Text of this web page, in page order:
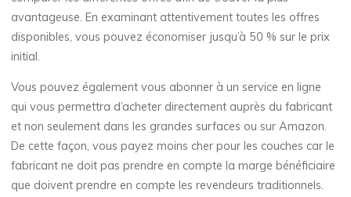
avantageuse. En examinant attentivement toutes les offres
disponibles, vous pouvez économiser jusqu’à 50 % sur le prix
initial.
Vous pouvez également vous abonner à un service en ligne
qui vous permettra d’acheter directement auprès du fabricant
et non seulement dans les grandes surfaces ou sur Amazon.
De cette façon, vous payez moins cher pour les couches car le
fabricant ne doit pas prendre en compte la marge bénéficiaire
que doivent prendre en compte les revendeurs traditionnels.